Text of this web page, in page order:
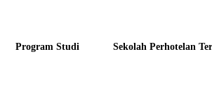
Program Studi Sekolah Perhotelan